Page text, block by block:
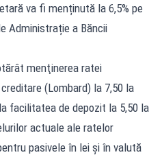
va fi menținută la 6,5% pe
Administrație a Băncii
menţinerea ratei
(Lombard) la 7,50 la
facilitatea de depozit la 5,50 la
actuale ale ratelor
pasivele în lei şi în valută